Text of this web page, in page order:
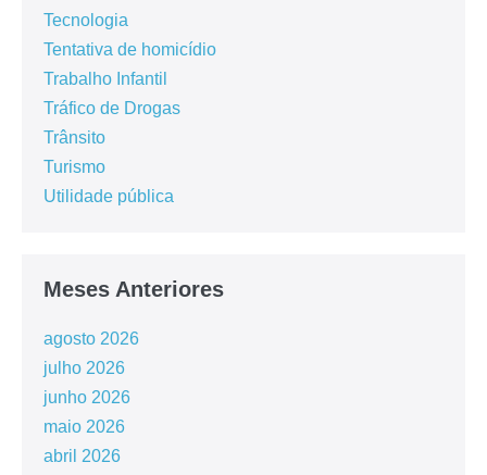
Tecnologia
Tentativa de homicídio
Trabalho Infantil
Tráfico de Drogas
Trânsito
Turismo
Utilidade pública
Meses Anteriores
agosto 2026
julho 2026
junho 2026
maio 2026
abril 2026